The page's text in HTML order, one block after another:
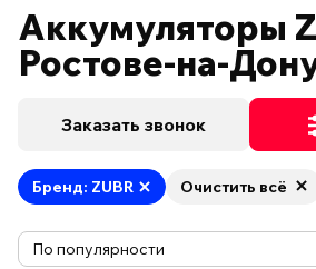
Аккумуляторы
Ростове-на-
Заказать звонок
Бренд: ZUBR Очистить всё